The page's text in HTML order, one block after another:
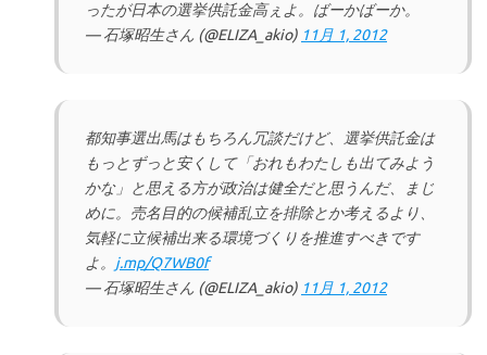
ったが日本の選挙供託金高ぇよ。ばーかばーか。
— 石塚昭生さん (@ELIZA_akio) 11月 1, 2012
都知事選出馬はもちろん冗談だけど、選挙供託金は
もっとずっと安くして「おれもわたしも出てみよう
かな」と思える方が政治は健全だと思うんだ、まじ
めに。売名目的の候補乱立を排除とか考えるより、
気軽に立候補出来る環境づくりを推進すべきです
よ。 j.mp/Q7WB0f
— 石塚昭生さん (@ELIZA_akio) 11月 1, 2012